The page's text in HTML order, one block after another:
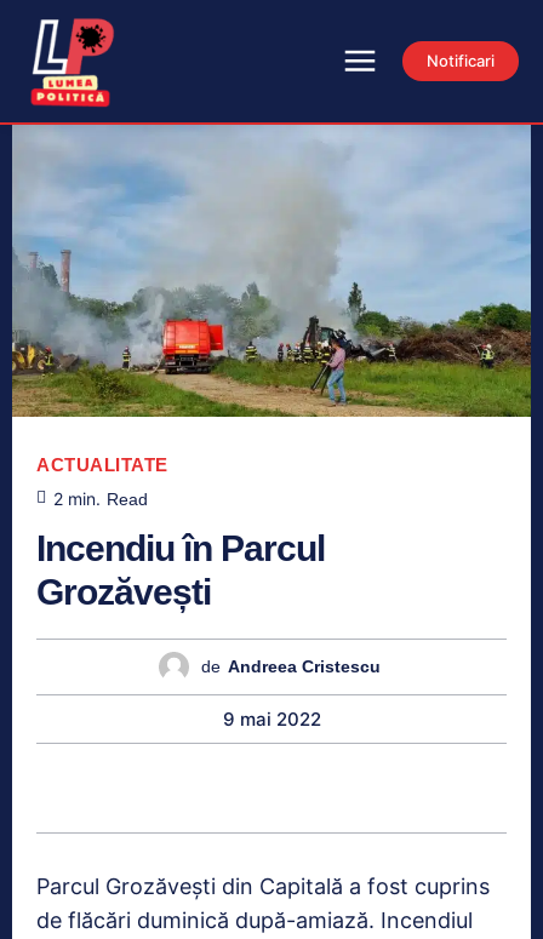
Notificari
ACTUALITATE
2 min. Read
Incendiu în Parcul
Grozăvești
de Andreea Cristescu
9 mai 2022
Parcul Grozăvești din Capitală a fost cuprins
de flăcări duminică după-amiază. Incendiul